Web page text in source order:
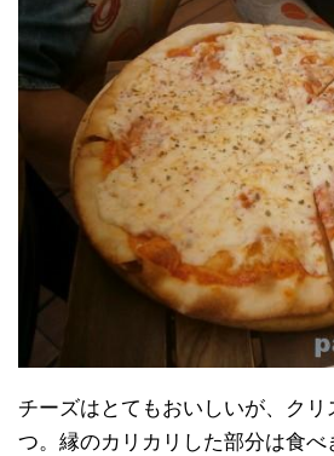
チーズはとてもおいしいが、クリ
つ。縁のカリカリした部分は食べ